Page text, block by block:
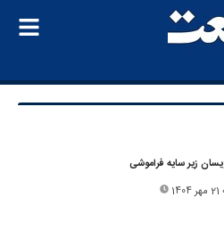
زیر سایه فراموشی